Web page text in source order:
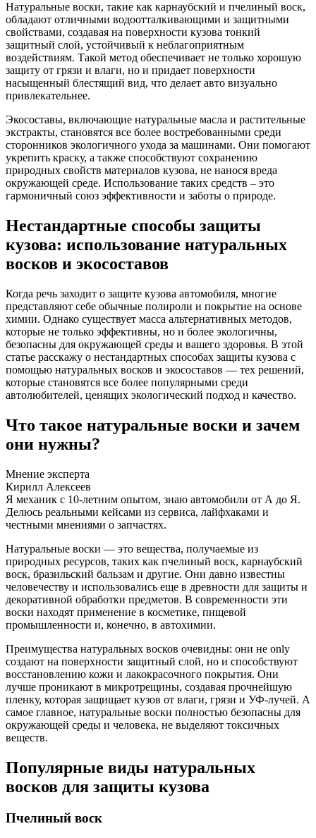
Натуральные воски, такие как карнаубский и пчелиный воск,
обладают отличными водоотталкивающими и защитными
свойствами, создавая на поверхности кузова тонкий
защитный слой, устойчивый к неблагоприятным
воздействиям. Такой метод обеспечивает не только хорошую
защиту от грязи и влаги, но и придает поверхности
насыщенный блестящий вид, что делает авто визуально
привлекательнее.
Экосоставы, включающие натуральные масла и растительные
экстракты, становятся все более востребованными среди
сторонников экологичного ухода за машинами. Они помогают
укрепить краску, а также способствуют сохранению
природных свойств материалов кузова, не нанося вреда
окружающей среде. Использование таких средств – это
гармоничный союз эффективности и заботы о природе.
Нестандартные способы защиты
кузова: использование натуральных
восков и экосоставов
Когда речь заходит о защите кузова автомобиля, многие
представляют себе обычные полироли и покрытие на основе
химии. Однако существует масса альтернативных методов,
которые не только эффективны, но и более экологичны,
безопасны для окружающей среды и вашего здоровья. В этой
статье расскажу о нестандартных способах защиты кузова с
помощью натуральных восков и экосоставов — тех решений,
которые становятся все более популярными среди
автолюбителей, ценящих экологический подход и качество.
Что такое натуральные воски и зачем
они нужны?
Мнение эксперта
Кирилл Алексеев
Я механик с 10-летним опытом, знаю автомобили от А до Я.
Делюсь реальными кейсами из сервиса, лайфхаками и
честными мнениями о запчастях.
Натуральные воски — это вещества, получаемые из
природных ресурсов, таких как пчелиный воск, карнаубский
воск, бразильский бальзам и другие. Они давно известны
человечеству и использовались еще в древности для защиты и
декоративной обработки предметов. В современности эти
воски находят применение в косметике, пищевой
промышленности и, конечно, в автохимии.
Преимущества натуральных восков очевидны: они не only
создают на поверхности защитный слой, но и способствуют
восстановлению кожи и лакокрасочного покрытия. Они
лучше проникают в микротрещины, создавая прочнейшую
пленку, которая защищает кузов от влаги, грязи и УФ-лучей. А
самое главное, натуральные воски полностью безопасны для
окружающей среды и человека, не выделяют токсичных
веществ.
Популярные виды натуральных
восков для защиты кузова
Пчелиный воск